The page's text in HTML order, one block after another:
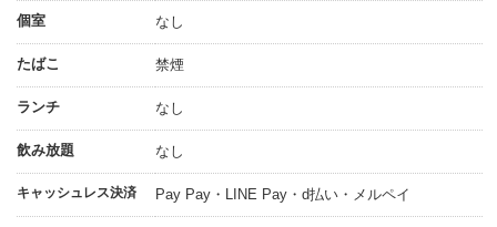
個室 なし
たばこ 禁煙
ランチ なし
飲み放題 なし
キャッシュレス決済 Pay Pay・LINE Pay・d払い・メルペイ